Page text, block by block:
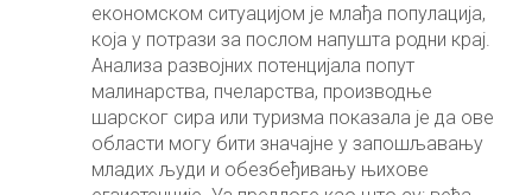
економском ситуацијом је млађа популација,
која у потрази за послом напушта родни крај.
Анализа развојних потенцијала попут
малинарства, пчеларства, производње
шарског сира или туризма показала је да ове
области могу бити значајне у запошљавању
младих људи и обезбеђивању њихове